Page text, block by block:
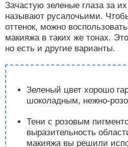
Зачастую зеленые глаза за
называют русалочьими.
оттенок, можно
макияжа в таких же тонах.
но есть и другие варианты.
Зеленый цвет хорошо
шоколадным, нежно-
Тени с розовым
выразительность
макияжа вы решили